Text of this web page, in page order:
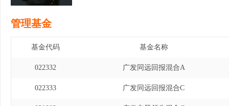
管理基金
基金代码 基金名称
022332 广发同远回报混合A
022333 广发同远回报混合C